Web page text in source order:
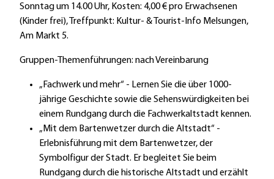
Sonntag um 14.00 Uhr, Kosten: 4,00 € pro Erwachsenen
(Kinder frei), Treffpunkt: Kultur- & Tourist-Info Melsungen,
Am Markt 5.
Gruppen-Themenführungen: nach Vereinbarung
„Fachwerk und mehr“ - Lernen Sie die über 1000-
jährige Geschichte sowie die Sehenswürdigkeiten bei
einem Rundgang durch die Fachwerkaltstadt kennen.
„Mit dem Bartenwetzer durch die Altstadt“ -
Erlebnisführung mit dem Bartenwetzer, der
Symbolfigur der Stadt. Er begleitet Sie beim
Rundgang durch die historische Altstadt und erzählt